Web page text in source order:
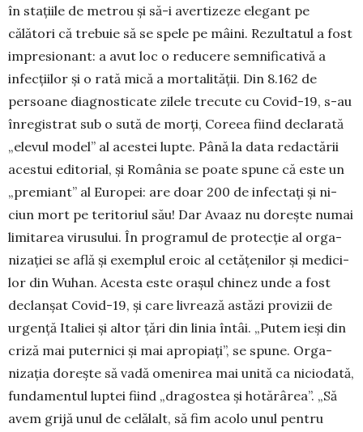
în sta­țiile de me­trou și să-i aver­tizeze elegant pe
călători că tre­buie să se spele pe mâini. Rezultatul a fost
impre­sionant: a avut loc o reducere sem­ni­ficativă a
infecțiilor și o rată mică a mor­talității. Din 8.162 de
persoane diagnosticate zilele trecute cu Covid-19, s-au
înregistrat sub o sută de morți, Coreea fiind declarată
„ele­­vul mo­del” al acestei lupte. Până la data redactării
acestui edi­to­rial, și România se poate spu­ne că este un
„pre­­miant” al Europei: are doar 200 de in­fec­tați și ni­
ciun mort pe teritoriul său! Dar Avaaz nu do­rește nu­mai
limi­tarea virusului. În programul de protecție al or­ga­
nizației se află și exemplul eroic al cetățenilor și me­di­ci­
lor din Wuhan. Acesta este orașul chinez unde a fost
de­clanșat Covid-19, și care livrează astăzi provizii de
ur­gen­ță Italiei și altor țări din linia întâi. „Putem ieși din
cri­ză mai puternici și mai apropiați”, se spune. Orga­
nizația dorește să vadă omenirea mai unită ca niciodată,
fun­da­mentul luptei fiind „dragostea și ho­tărârea”. „Să
avem grijă unul de celălalt, să fim acolo unul pentru